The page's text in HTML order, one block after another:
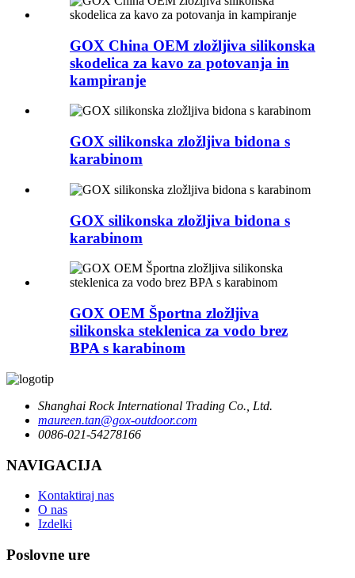
GOX China OEM zložljiva silikonska
skodelica za kavo za potovanja in
kampiranje
GOX silikonska zložljiva bidona s
karabinom
GOX silikonska zložljiva bidona s
karabinom
GOX OEM Športna zložljiva
silikonska steklenica za vodo brez
BPA s karabinom
Shanghai Rock International Trading Co., Ltd.
maureen.tan@gox-outdoor.com
0086-021-54278166
NAVIGACIJA
Kontaktiraj nas
O nas
Izdelki
Poslovne ure